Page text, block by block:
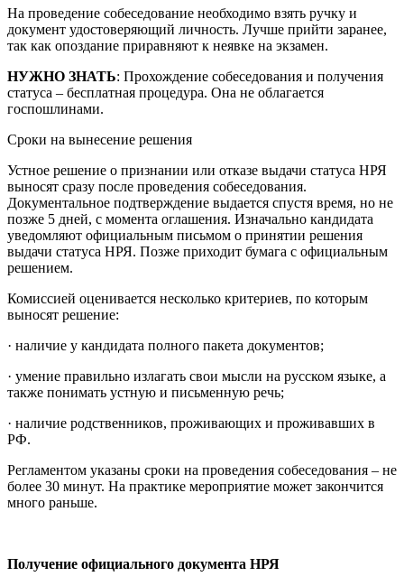
На проведение собеседование необходимо взять ручку и
документ удостоверяющий личность. Лучше прийти заранее,
так как опоздание приравняют к неявке на экзамен.
НУЖНО ЗНАТЬ: Прохождение собеседования и получения
статуса – бесплатная процедура. Она не облагается
госпошлинами.
Сроки на вынесение решения
Устное решение о признании или отказе выдачи статуса НРЯ
выносят сразу после проведения собеседования.
Документальное подтверждение выдается спустя время, но не
позже 5 дней, с момента оглашения. Изначально кандидата
уведомляют официальным письмом о принятии решения
выдачи статуса НРЯ. Позже приходит бумага с официальным
решением.
Комиссией оценивается несколько критериев, по которым
выносят решение:
· наличие у кандидата полного пакета документов;
· умение правильно излагать свои мысли на русском языке, а
также понимать устную и письменную речь;
· наличие родственников, проживающих и проживавших в
РФ.
Регламентом указаны сроки на проведения собеседования – не
более 30 минут. На практике мероприятие может закончится
много раньше.
Получение официального документа НРЯ